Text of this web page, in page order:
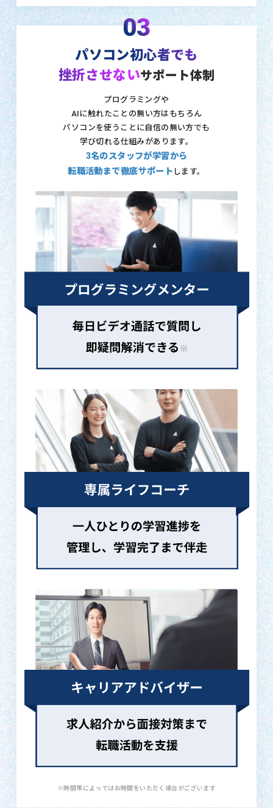
03
パソコン初心者でも
挫折させないサポート体制
プログラミングや
AIに触れたことの無い方はもちろん
パソコンを使うことに自信の無い方でも
学び切れる仕組みがあります。
3名のスタッフが学習から
転職活動まで徹底サポート します。
※時間帯によってはお時間をいただく場合がございます